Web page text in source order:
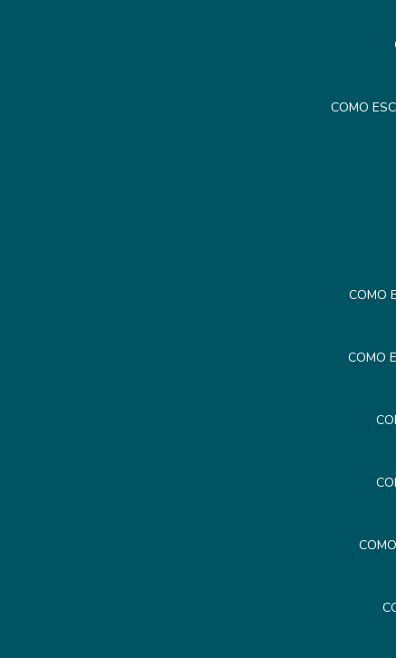
COMO
COMO
COMO